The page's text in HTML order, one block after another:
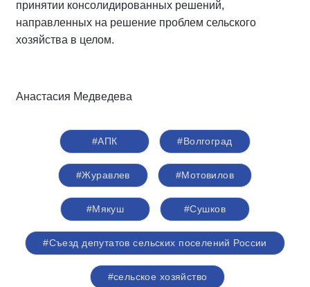
принятии консолидированных решений,
направленных на решение проблем сельского
хозяйства в целом.
Анастасия Медведева
#АПК #Волгоград
#Журавлев #Мотовилов
#Мякуш #Сушков
#Съезд депутатов сельских поселений России
#сельское хозяйство